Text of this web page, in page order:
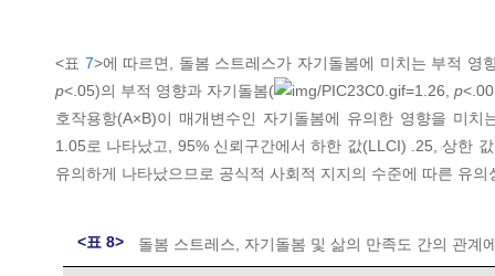
<표 7>에 따르면, 돌봄 스트레스가 자기돌봄에 미치는 부적 영
p<.05)의 부적 영향과 자기돌봄( =1.26, p
호작용항(A×B)이 매개변수인 자기돌봄에 유의한 영향을 미치
1.05로 나타났고, 95% 신뢰구간에서 하한 값(LLCI) .25, 상한
유의하게 나타났으므로 공식적 사회적 지지의 수준에 따른 유
<표 8> 돌봄 스트레스, 자기돌봄 및 삶의 만족도 간의 관계